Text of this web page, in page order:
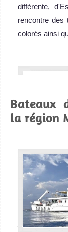
différente,
rencontre des
colorés ainsi
La péninsule
récifs et
grand musée
Bateaux
la région